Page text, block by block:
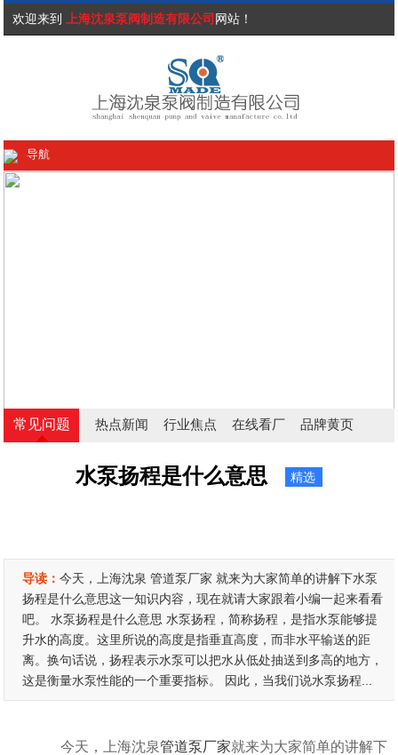
欢迎来到 上海沈泉泵阀制造有限公司 网站！
导航
常见问题 热点新闻 行业焦点 在线看厂 品牌黄页
水泵扬程是什么意思 精选
导读：今天，上海沈泉 管道泵厂家 就来为大家简单的讲解下水泵
扬程是什么意思这一知识内容，现在就请大家跟着小编一起来看看
吧。 水泵扬程是什么意思 水泵扬程，简称扬程，是指水泵能够提
升水的高度。这里所说的高度是指垂直高度，而非水平输送的距
离。换句话说，扬程表示水泵可以把水从低处抽送到多高的地方，
这是衡量水泵性能的一个重要指标。 因此，当我们说水泵扬程...
今天，上海沈泉管道泵厂家就来为大家简单的讲解下